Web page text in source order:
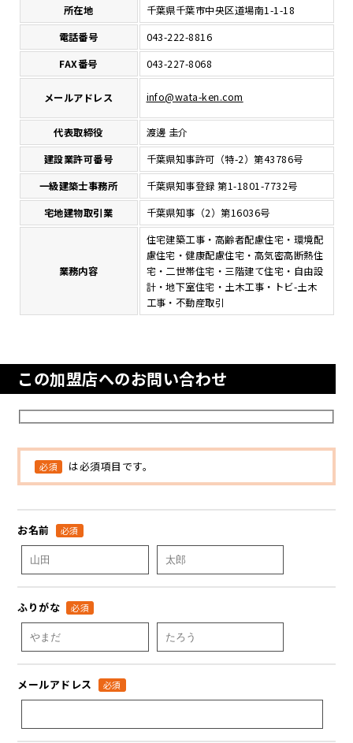
所在地
千葉県千葉市中央区道場南1-1-18
電話番号
043-222-8816
FAX番号
043-227-8068
メールアドレス info@wata-ken.com
代表取締役
渡邊 圭介
建設業許可番号
千葉県知事許可（特-2）第43786号
一級建築士事務所
千葉県知事登録 第1-1801-7732号
宅地建物取引業
千葉県知事（2）第16036号
業務内容
住宅建築工事・高齢者配慮住宅・環境配
慮住宅・健康配慮住宅・高気密高断熱住
宅・二世帯住宅・三階建て住宅・自由設
計・地下室住宅・土木工事・トビ-土木
工事・不動産取引
この加盟店へのお問い合わせ
必須 は必須項目です。
お名前 必須
ふりがな 必須
メールアドレス 必須